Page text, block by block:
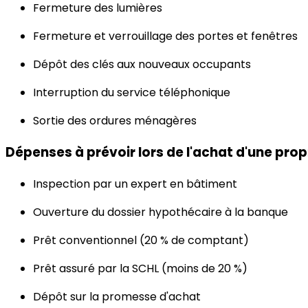
Fermeture des lumières
Fermeture et verrouillage des portes et fenêtres
Dépôt des clés aux nouveaux occupants
Interruption du service téléphonique
Sortie des ordures ménagères
Dépenses à prévoir lors de l'achat d'une
Inspection par un expert en bâtiment
Ouverture du dossier hypothécaire à la banque
Prêt conventionnel (20 % de comptant)
Prêt assuré par la SCHL (moins de 20 %)
Dépôt sur la promesse d'achat